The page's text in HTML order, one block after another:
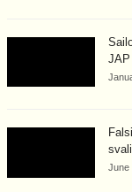
JAP
June